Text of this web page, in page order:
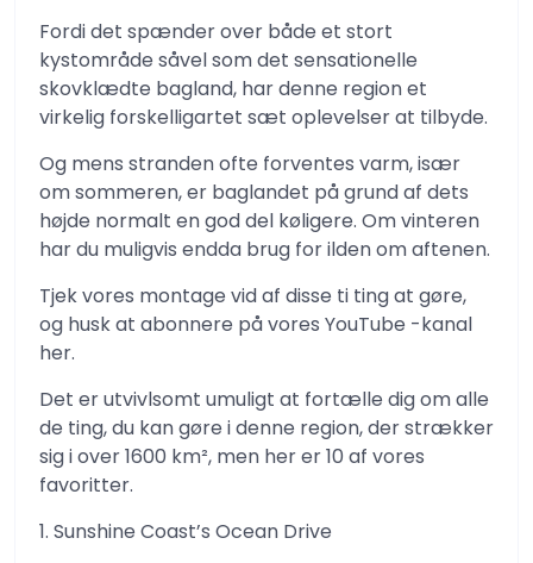
Fordi det spænder over både et stort
kystområde såvel som det sensationelle
skovklædte bagland, har denne region et
virkelig forskelligartet sæt oplevelser at tilbyde.
Og mens stranden ofte forventes varm, især
om sommeren, er baglandet på grund af dets
højde normalt en god del køligere. Om vinteren
har du muligvis endda brug for ilden om aftenen.
Tjek vores montage vid af disse ti ting at gøre,
og husk at abonnere på vores YouTube -kanal
her.
Det er utvivlsomt umuligt at fortælle dig om alle
de ting, du kan gøre i denne region, der strækker
sig i over 1600 km², men her er 10 af vores
favoritter.
1. Sunshine Coast’s Ocean Drive